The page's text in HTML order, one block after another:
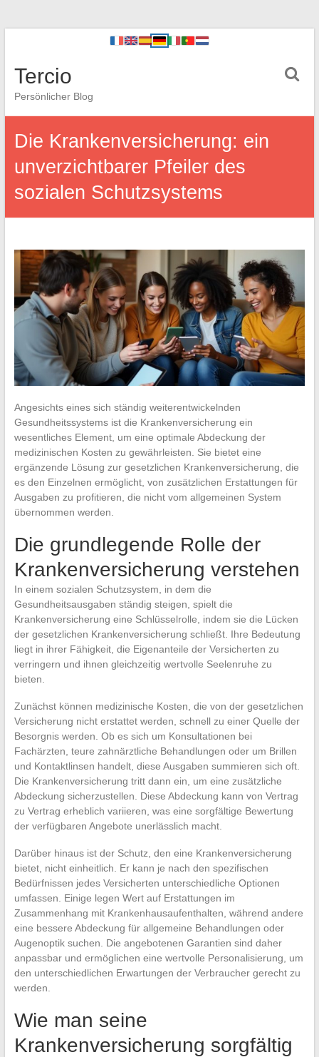
Tercio
Persönlicher Blog
Die Krankenversicherung: ein
unverzichtbarer Pfeiler des
sozialen Schutzsystems
Angesichts eines sich ständig weiterentwickelnden
Gesundheitssystems ist die Krankenversicherung ein
wesentliches Element, um eine optimale Abdeckung der
medizinischen Kosten zu gewährleisten. Sie bietet eine
ergänzende Lösung zur gesetzlichen Krankenversicherung, die
es den Einzelnen ermöglicht, von zusätzlichen Erstattungen für
Ausgaben zu profitieren, die nicht vom allgemeinen System
übernommen werden.
Die grundlegende Rolle der
Krankenversicherung verstehen
In einem sozialen Schutzsystem, in dem die
Gesundheitsausgaben ständig steigen, spielt die
Krankenversicherung eine Schlüsselrolle, indem sie die Lücken
der gesetzlichen Krankenversicherung schließt. Ihre Bedeutung
liegt in ihrer Fähigkeit, die Eigenanteile der Versicherten zu
verringern und ihnen gleichzeitig wertvolle Seelenruhe zu
bieten.
Zunächst können medizinische Kosten, die von der gesetzlichen
Versicherung nicht erstattet werden, schnell zu einer Quelle der
Besorgnis werden. Ob es sich um Konsultationen bei
Fachärzten, teure zahnärztliche Behandlungen oder um Brillen
und Kontaktlinsen handelt, diese Ausgaben summieren sich oft.
Die Krankenversicherung tritt dann ein, um eine zusätzliche
Abdeckung sicherzustellen. Diese Abdeckung kann von Vertrag
zu Vertrag erheblich variieren, was eine sorgfältige Bewertung
der verfügbaren Angebote unerlässlich macht.
Darüber hinaus ist der Schutz, den eine Krankenversicherung
bietet, nicht einheitlich. Er kann je nach den spezifischen
Bedürfnissen jedes Versicherten unterschiedliche Optionen
umfassen. Einige legen Wert auf Erstattungen im
Zusammenhang mit Krankenhausaufenthalten, während andere
eine bessere Abdeckung für allgemeine Behandlungen oder
Augenoptik suchen. Die angebotenen Garantien sind daher
anpassbar und ermöglichen eine wertvolle Personalisierung, um
den unterschiedlichen Erwartungen der Verbraucher gerecht zu
werden.
Wie man seine
Krankenversicherung sorgfältig